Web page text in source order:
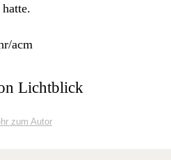
acm
Lichtblick
zum Autor